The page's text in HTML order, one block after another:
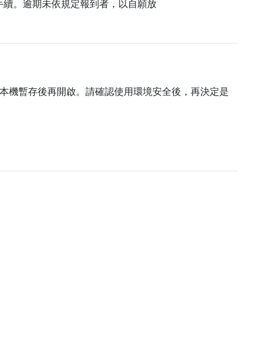
。逾期未依規定報到者，以自願放
機暫存後再開啟。請確認使用環境安全後，再決定是